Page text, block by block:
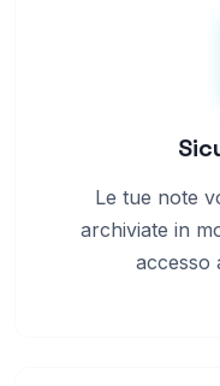
Le tue note
archiviate in
accesso